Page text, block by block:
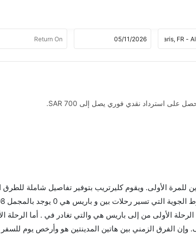
للمرة الأولى. ويقوم كليرتريب بتوفير تفاصيل شاملة للطرق
الأولى من إلى باريس هي والتي تغادر في . أما الرحلة
الفرق الزمني بين هاتين المدينتين هو وأرخص يوم